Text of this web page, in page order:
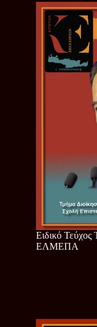
Ειδικό Τεύχος
ΕΛΜΕΠΑ